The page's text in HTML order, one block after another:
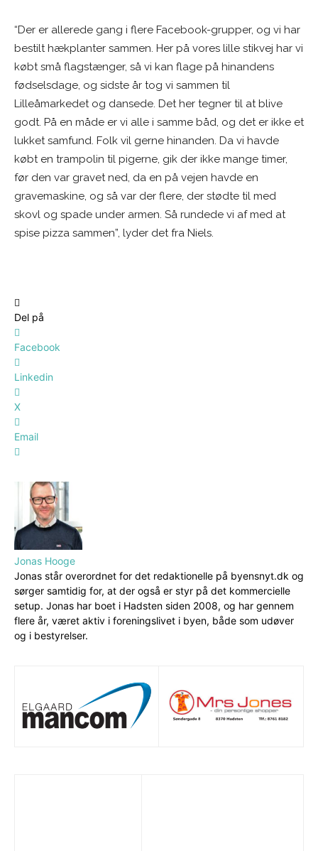
“Der er allerede gang i flere Facebook-grupper, og vi har
bestilt hækplanter sammen. Her på vores lille stikvej har vi
købt små flagstænger, så vi kan flage på hinandens
fødselsdage, og sidste år tog vi sammen til
Lilleåmarkedet og dansede. Det her tegner til at blive
godt. På en måde er vi alle i samme båd, og det er ikke et
lukket samfund. Folk vil gerne hinanden. Da vi havde
købt en trampolin til pigerne, gik der ikke mange timer,
før den var gravet ned, da en på vejen havde en
gravemaskine, og så var der flere, der stødte til med
skovl og spade under armen. Så rundede vi af med at
spise pizza sammen”, lyder det fra Niels.
Del på
Facebook
Linkedin
X
Email
Jonas Hooge
Jonas står overordnet for det redaktionelle på byensnyt.dk og
sørger samtidig for, at der også er styr på det kommercielle
setup. Jonas har boet i Hadsten siden 2008, og har gennem
flere år, været aktiv i foreningslivet i byen, både som udøver
og i bestyrelser.